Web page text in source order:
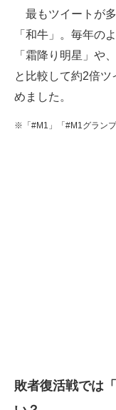
最もツイートが
「和牛」。毎年の
「霜降り明星」や
と比較して約2倍
めました。
※「#M1」「#M1グラン
敗者復活戦では